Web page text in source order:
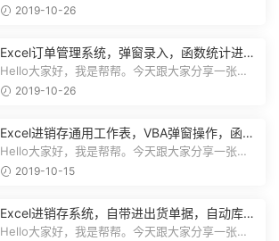
Excel销售管理系统，弹窗统算，一键...
2019-10-26
Excel订单管理系统，弹窗录入，函数统计进
度，收款查询一键操作
Hello大家好，我是帮帮。今天跟大家分享一张
Excel订单管理系统，弹窗录入，函数...
2019-10-26
Excel进销存通用工作表，VBA弹窗操作，函数
库存，一键查询不劳心
Hello大家好，我是帮帮。今天跟大家分享一张
Excel进销存通用工作表，VBA弹窗操作...
2019-10-15
Excel进销存系统，自带进出货单据，自动库
存，弹窗图表不加班
Hello大家好，我是帮帮。今天跟大家分享一张